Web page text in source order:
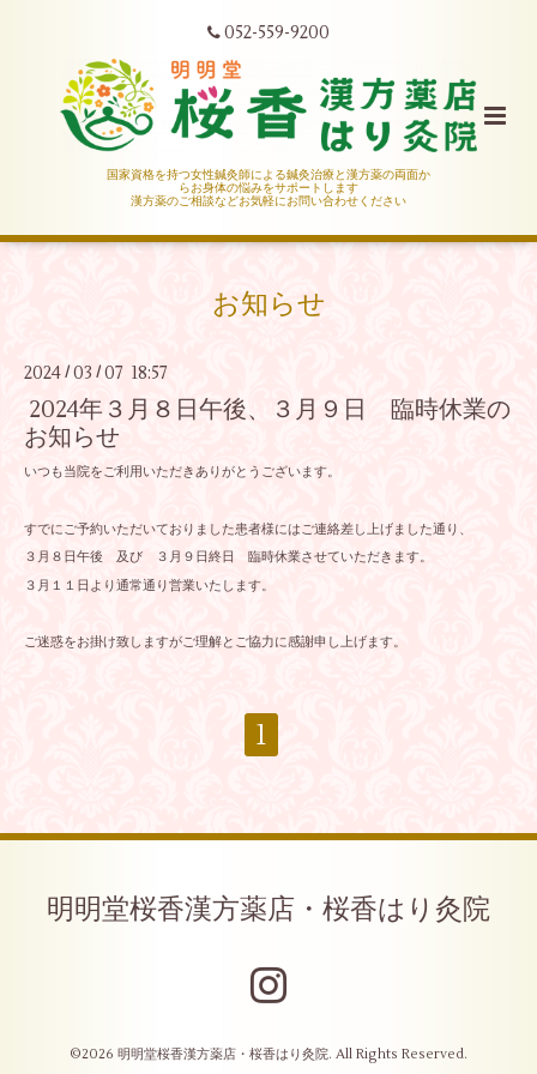
052-559-9200
国家資格を持つ女性鍼灸師による鍼灸治療と漢方薬の両面か
らお身体の悩みをサポートします
漢方薬のご相談などお気軽にお問い合わせください
お知らせ
2024 / 03 /07 18:57
2024年３月８日午後、３月９日 臨時休業の
お知らせ
いつも当院をご利用いただきありがとうございます。
すでにご予約いただいておりました患者様にはご連絡差し上げました通り、
３月８日午後 及び ３月９日終日 臨時休業させていただきます。
３月１１日より通常通り営業いたします。
ご迷惑をお掛け致しますがご理解とご協力に感謝申し上げます。
1
明明堂桜香漢方薬店・桜香はり灸院
©2026 明明堂桜香漢方薬店・桜香はり灸院. All Rights Reserved.